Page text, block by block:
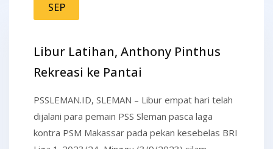
SEP
Libur Latihan, Anthony Pinthus
Rekreasi ke Pantai
PSSLEMAN.ID, SLEMAN – Libur empat hari telah
dijalani para pemain PSS Sleman pasca laga
kontra PSM Makassar pada pekan kesebelas BRI